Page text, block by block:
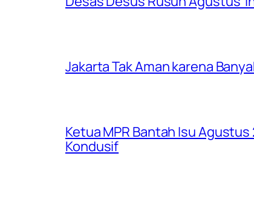
Jakarta Tak Aman karena
Ketua MPR Bantah Isu
Kondusif